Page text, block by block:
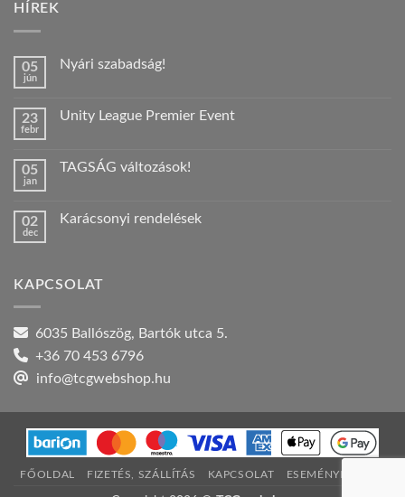
HÍREK
05
jún
Nyári szabadság!
Nyári
23
febr
Unity League Premier Event
Unity
bejegyzéshez
05
jan
TAGSÁG változások!
TAGSÁG
02
dec
Karácsonyi rendelések
rendelések
KAPCSOLAT
6035 Ballószög, Bartók utca 5.
+36 70 453 6796
info@tcgwebshop.hu
FŐOLDAL FIZETÉS, SZÁLLÍTÁS KAPCSOLAT ESEMÉNYNAPTÁR